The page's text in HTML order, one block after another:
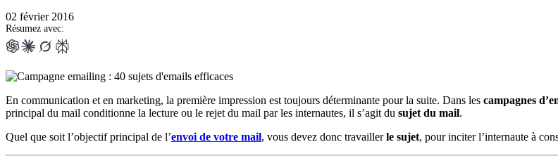
02 février 2016
Résumez avec:
En communication et en marketing, la première impression est toujours déterminante pour la suite. Dans les campagnes
principal du mail conditionne la lecture ou le rejet du mail par les internautes, il s’agit du sujet du mail.
Quel que soit l’objectif principal de l’envoi de votre mail, vous devez donc travaillerle sujet, pour inciter l’internaute à